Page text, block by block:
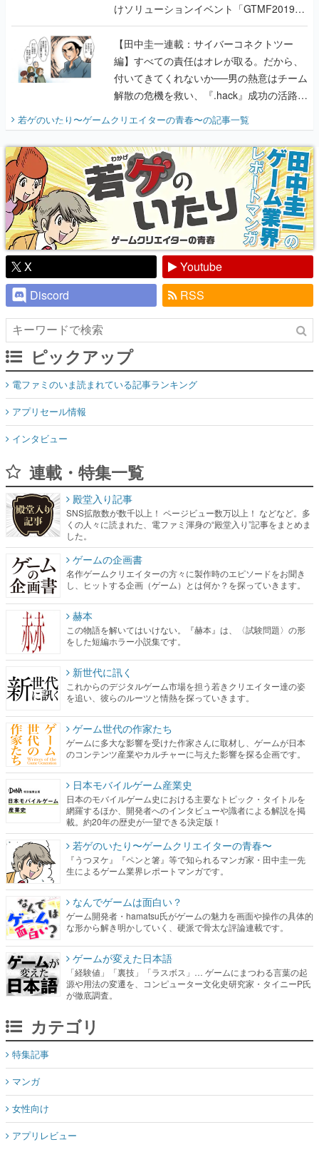
けソリューションイベント「GTMF2019」
に行って、より理解を深めよう【PR】
【田中圭一連載：サイバーコネクトツー
編】すべての責任はオレが取る。だから、
付いてきてくれないか──男の熱意はチーム
解散の危機を救い、『.hack』成功の活路を
『少年ジャンプ』色だった【若ゲのいた
り】
若ゲのいたり〜ゲームクリエイターの青春〜の記事一覧
X
Youtube
Discord
RSS
ピックアップ
電ファミのいま読まれている記事ランキング
アプリセール情報
インタビュー
連載・特集一覧
殿堂入り記事
SNS拡散数が数千以上！ ページビュー数万以上！ などなど。多
くの人々に読まれた、電ファミ渾身の“殿堂入り”記事をまとめま
した。
ゲームの企画書
名作ゲームクリエイターの方々に製作時のエピソードをお聞き
し、ヒットする企画（ゲーム）とは何か？を探っていきます。
赫本
この物語を解いてはいけない。『赫本』は、〈試験問題〉の形
をした短編ホラー小説集です。
新世代に訊く
これからのデジタルゲーム市場を担う若きクリエイター達の姿
を追い、彼らのルーツと情熱を探っていきます。
ゲーム世代の作家たち
ゲームに多大な影響を受けた作家さんに取材し、ゲームが日本
のコンテンツ産業やカルチャーに与えた影響を探る企画です。
日本モバイルゲーム産業史
日本のモバイルゲーム史における主要なトピック・タイトルを
網羅するほか、開発者へのインタビューや識者による解説を掲
載。約20年の歴史が一望できる決定版！
若ゲのいたり〜ゲームクリエイターの青春〜
『うつヌケ』『ペンと箸』等で知られるマンガ家・田中圭一先
生によるゲーム業界レポートマンガです。
なんでゲームは面白い？
ゲーム開発者・hamatsu氏がゲームの魅力を画面や操作の具体的
な形から解き明かしていく、硬派で骨太な評論連載です。
ゲームが変えた日本語
「経験値」「裏技」「ラスボス」… ゲームにまつわる言葉の起
源や用法の変遷を、コンピューター文化史研究家・タイニーP氏
が徹底調査。
カテゴリ
特集記事
マンガ
女性向け
アプリレビュー